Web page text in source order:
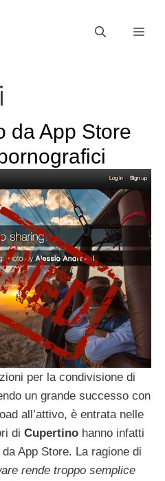
da App Store
per la condivisione di
un grande successo con
all’attivo, è entrata nelle
di Cupertino hanno infatti
App Store. La ragione di
rende troppo semplice